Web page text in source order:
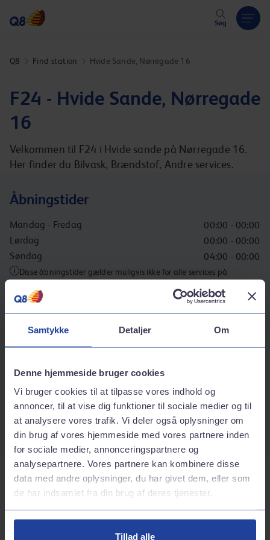
Samtykke Detaljer Om
Denne hjemmeside bruger cookies
Vi bruger cookies til at tilpasse vores indhold og
annoncer, til at vise dig funktioner til sociale medier og til
at analysere vores trafik. Vi deler også oplysninger om
din brug af vores hjemmeside med vores partnere inden
for sociale medier, annonceringspartnere og
analysepartnere. Vores partnere kan kombinere disse
data med andre oplysninger, du har givet dem, eller som
de har indsamlet fra din brug af deres tjenester.
Tillad alle
Søg
Q8 Find station Hvide Sande, Nørregade 16
F24 - Hvide Sande, Nørregade
16
Velkommen til F24 i Hvide sande på Nørregade 16.
Her finder du Bilvask, Brændstof, Andre services.
Åbningstider
Mandag - Fredag
00:00 - 00:00
Lørdag
00:00 - 00:00
Søndag
04:00 - 00:00
Disse åbningstider gælder muligvis ikke for alle services på
Kontaktinformation
Adresse
Nørregade 16
Telefonnummer
70242424
Tjenester på stationen